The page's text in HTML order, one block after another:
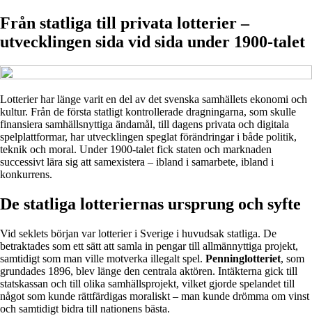
Från statliga till privata lotterier –
utvecklingen sida vid sida under 1900-talet
Lotterier har länge varit en del av det svenska samhällets ekonomi och
kultur. Från de första statligt kontrollerade dragningarna, som skulle
finansiera samhällsnyttiga ändamål, till dagens privata och digitala
spelplattformar, har utvecklingen speglat förändringar i både politik,
teknik och moral. Under 1900-talet fick staten och marknaden
successivt lära sig att samexistera – ibland i samarbete, ibland i
konkurrens.
De statliga lotteriernas ursprung och syfte
Vid seklets början var lotterier i Sverige i huvudsak statliga. De
betraktades som ett sätt att samla in pengar till allmännyttiga projekt,
samtidigt som man ville motverka illegalt spel. Penninglotteriet, som
grundades 1896, blev länge den centrala aktören. Intäkterna gick till
statskassan och till olika samhällsprojekt, vilket gjorde spelandet till
något som kunde rättfärdigas moraliskt – man kunde drömma om vinst
och samtidigt bidra till nationens bästa.